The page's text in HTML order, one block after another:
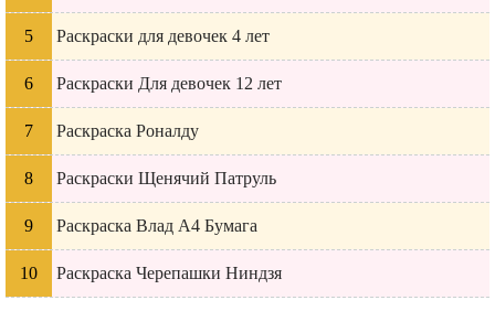
Раскраски для девочек 4 лет
Раскраски Для девочек 12 лет
Раскраска Роналду
Раскраски Щенячий Патруль
Раскраска Влад А4 Бумага
Раскраска Черепашки Ниндзя